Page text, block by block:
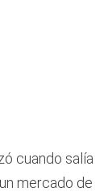
cuando salía
mercado de